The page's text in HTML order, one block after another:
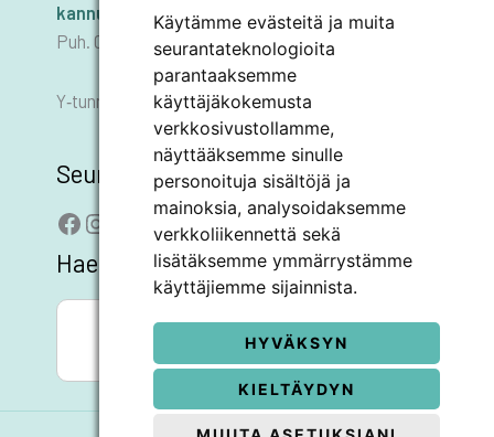
Käytämme evästeitä ja muita
seurantateknologioita
parantaaksemme
käyttäjäkokemusta
verkkosivustollamme,
näyttääksemme sinulle
personoituja sisältöjä ja
mainoksia, analysoidaksemme
verkkoliikennettä sekä
lisätäksemme ymmärrystämme
käyttäjiemme sijainnista.
HYVÄKSYN
KIELTÄYDYN
kannus.kaupunki@kannus.ﬁ
Puh. 06 8745 111
Y‑tunnus 0178455–6
Seuraa meitä
Facebook
Instagram
LinkedIn
YouTube
Hae sivustolta
Search